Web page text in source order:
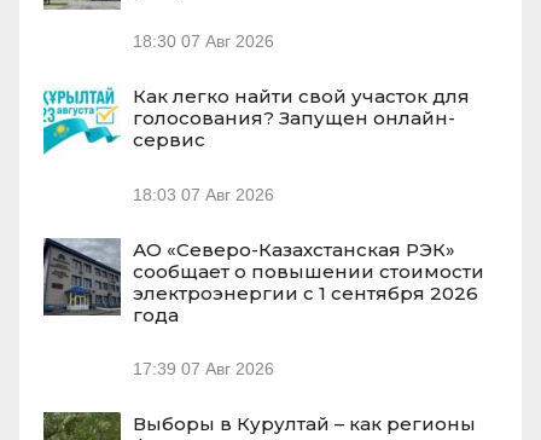
18:30 07 Авг 2026
Как легко найти свой участок для
голосования? Запущен онлайн-
сервис
18:03 07 Авг 2026
АО «Северо-Казахстанская РЭК»
сообщает о повышении стоимости
электроэнергии с 1 сентября 2026
года
17:39 07 Авг 2026
Выборы в Курултай – как регионы